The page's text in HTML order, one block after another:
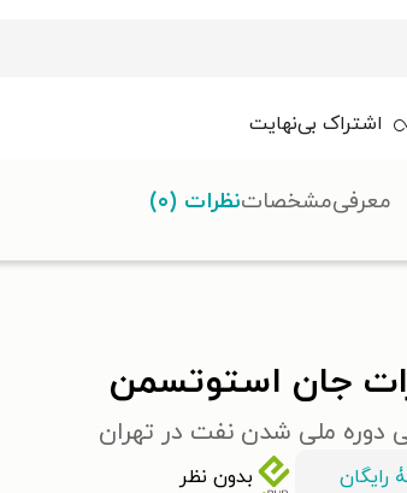
اشتراک بی‌نهایت
جان استوتسمن
دوره ملی شدن نفت در تهران
رایگان بدون نظر
معرفیمشخصاتنظرات (۰)